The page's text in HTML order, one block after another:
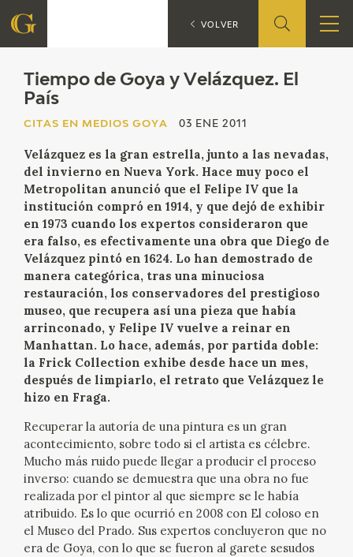
FUNDACIÓN
CENTRO DE INVESTIGACIÓN Y DOCUMENTACIÓN
ACCIÓN CORPORATIVA
CONTACTO
PROGRAMACIÓN
EXPOSICIONES
ACTIVIDADES
ACTUALIDAD
BLOG CUADERNO ITALIANO
Tiempo de Goya y Velázquez. El
País
CITAS EN MEDIOS GOYA 03 ENE 2011
Velázquez es la gran estrella, junto a las nevadas,
del invierno en Nueva York. Hace muy poco el
Metropolitan anunció que el Felipe IV que la
institución compró en 1914, y que dejó de exhibir
en 1973 cuando los expertos consideraron que
era falso, es efectivamente una obra que Diego de
Velázquez pintó en 1624. Lo han demostrado de
manera categórica, tras una minuciosa
restauración, los conservadores del prestigioso
museo, que recupera así una pieza que había
arrinconado, y Felipe IV vuelve a reinar en
Manhattan. Lo hace, además, por partida doble:
la Frick Collection exhibe desde hace un mes,
después de limpiarlo, el retrato que Velázquez le
hizo en Fraga.
Recuperar la autoría de una pintura es un gran
acontecimiento, sobre todo si el artista es célebre.
Mucho más ruido puede llegar a producir el proceso
inverso: cuando se demuestra que una obra no fue
realizada por el pintor al que siempre se le había
atribuido. Es lo que ocurrió en 2008 con El coloso en
el Museo del Prado. Sus expertos concluyeron que no
era de Goya, con lo que se fueron al garete sesudos
CITAS EN MEDIOS GOYA
VOLVER